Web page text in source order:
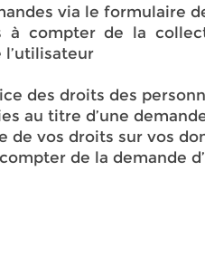
via le formulaire
à compter de la
des droits des
au titre d’une
de vos droits sur vos
de la demande